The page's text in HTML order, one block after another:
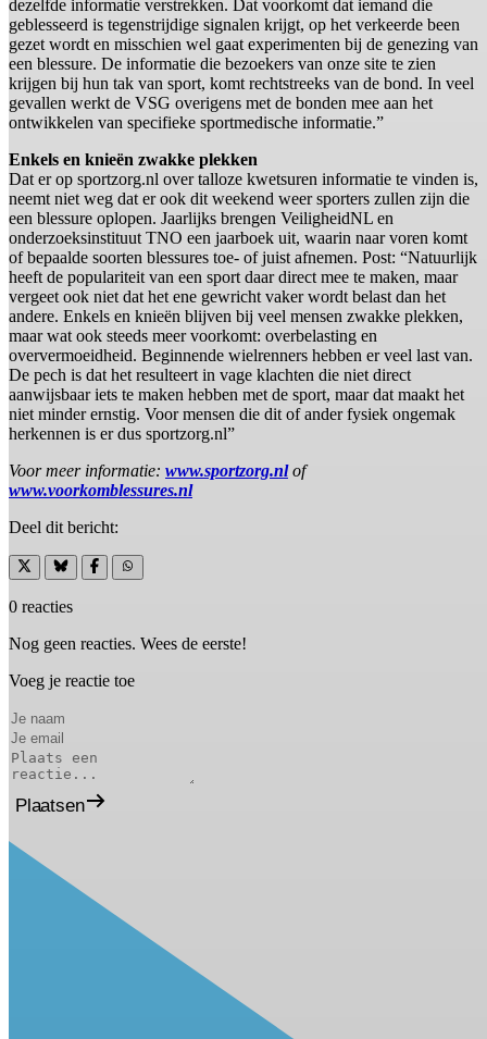
dezelfde informatie verstrekken. Dat voorkomt dat iemand die
geblesseerd is tegenstrijdige signalen krijgt, op het verkeerde been
gezet wordt en misschien wel gaat experimenten bij de genezing van
een blessure. De informatie die bezoekers van onze site te zien
krijgen bij hun tak van sport, komt rechtstreeks van de bond. In veel
gevallen werkt de VSG overigens met de bonden mee aan het
ontwikkelen van specifieke sportmedische informatie.”
Enkels en knieën zwakke plekken
Dat er op sportzorg.nl over talloze kwetsuren informatie te vinden is,
neemt niet weg dat er ook dit weekend weer sporters zullen zijn die
een blessure oplopen. Jaarlijks brengen VeiligheidNL en
onderzoeksinstituut TNO een jaarboek uit, waarin naar voren komt
of bepaalde soorten blessures toe- of juist afnemen. Post: “Natuurlijk
heeft de populariteit van een sport daar direct mee te maken, maar
vergeet ook niet dat het ene gewricht vaker wordt belast dan het
andere. Enkels en knieën blijven bij veel mensen zwakke plekken,
maar wat ook steeds meer voorkomt: overbelasting en
oververmoeidheid. Beginnende wielrenners hebben er veel last van.
De pech is dat het resulteert in vage klachten die niet direct
aanwijsbaar iets te maken hebben met de sport, maar dat maakt het
niet minder ernstig. Voor mensen die dit of ander fysiek ongemak
herkennen is er dus sportzorg.nl”
Voor meer informatie: www.sportzorg.nlof
www.voorkomblessures.nl
Deel dit bericht:
0 reacties
Nog geen reacties. Wees de eerste!
Voeg je reactie toe
Plaatsen